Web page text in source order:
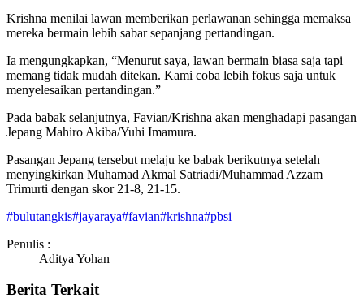
Krishna menilai lawan memberikan perlawanan sehingga memaksa
mereka bermain lebih sabar sepanjang pertandingan.
Ia mengungkapkan, “Menurut saya, lawan bermain biasa saja tapi
memang tidak mudah ditekan. Kami coba lebih fokus saja untuk
menyelesaikan pertandingan.”
Pada babak selanjutnya, Favian/Krishna akan menghadapi pasangan
Jepang Mahiro Akiba/Yuhi Imamura.
Pasangan Jepang tersebut melaju ke babak berikutnya setelah
menyingkirkan Muhamad Akmal Satriadi/Muhammad Azzam
Trimurti dengan skor 21-8, 21-15.
#bulutangkis#jayaraya#favian#krishna#pbsi
Penulis :
Aditya Yohan
Berita Terkait